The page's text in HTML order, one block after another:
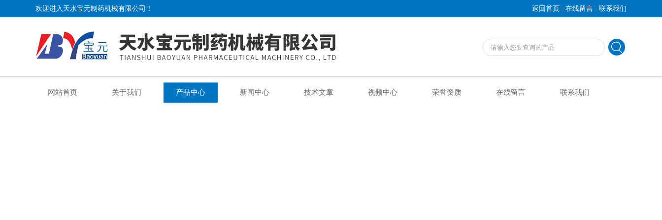
欢迎进入天水宝元制药机械有限公司！ 返回首页 | 在线留言 | 联系我们
网站首页 关于我们 产品中心 新闻中心 技术文章 视频中心 荣誉资质 在线留言 联系我们